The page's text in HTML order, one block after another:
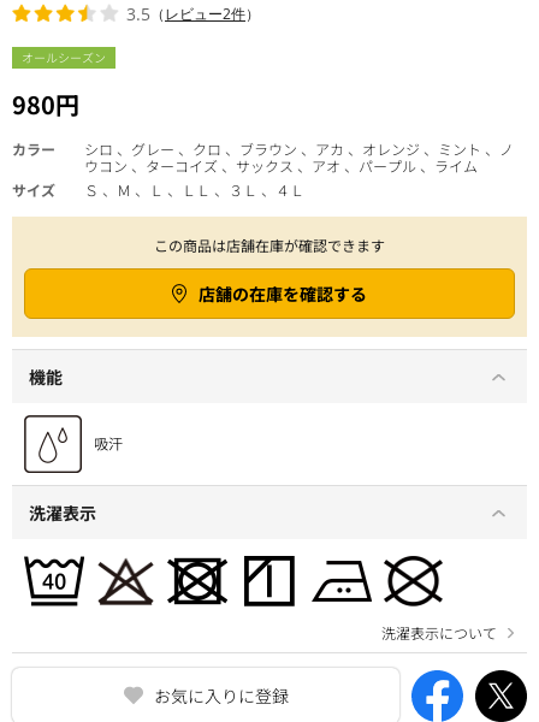
オールシーズン
980円
3.5 （レビュー2件）
お気に入りに登録
カラー
シロ 、グレー 、クロ 、ブラウン 、アカ 、オレンジ 、ミント 、ノ
ウコン 、ターコイズ 、サックス 、アオ 、パープル 、ライム
サイズ
Ｓ 、Ｍ 、Ｌ 、ＬＬ 、３Ｌ 、４Ｌ
この商品は店舗在庫が確認できます
店舗の在庫を確認する
機能
洗濯表示
洗濯表示について